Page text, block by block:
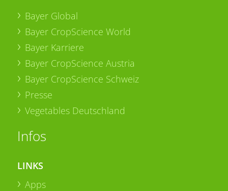
Bayer Global
Bayer CropScience World
Bayer Karriere
Bayer CropScience Austria
Bayer CropScience Schweiz
Presse
Vegetables Deutschland
Infos
LINKS
Apps